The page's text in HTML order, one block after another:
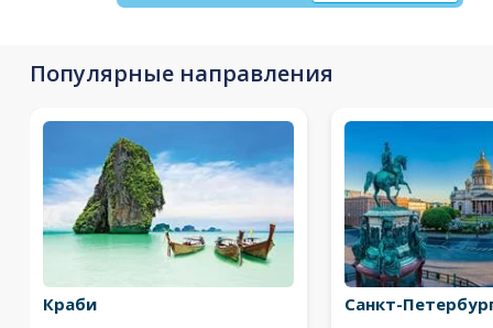
Популярные направления
Краби Санкт-